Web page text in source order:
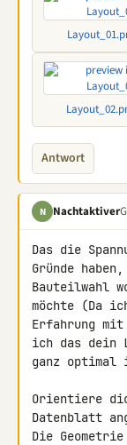
Antwort
N Nachtaktiver
Das die
Gründe
Bauteilwahl
möchte (Da
Erfahrung
ich das dein
ganz
Orientiere
Datenblatt
Die